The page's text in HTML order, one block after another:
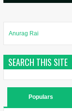
Anurag Rai
SEARCH THIS SITE
Populars